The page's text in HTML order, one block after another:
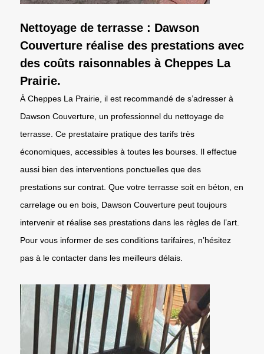
Nettoyage de terrasse : Dawson
Couverture réalise des prestations avec
des coûts raisonnables à Cheppes La
Prairie.
À Cheppes La Prairie, il est recommandé de s’adresser à
Dawson Couverture, un professionnel du nettoyage de
terrasse. Ce prestataire pratique des tarifs très
économiques, accessibles à toutes les bourses. Il effectue
aussi bien des interventions ponctuelles que des
prestations sur contrat. Que votre terrasse soit en béton, en
carrelage ou en bois, Dawson Couverture peut toujours
intervenir et réalise ses prestations dans les règles de l’art.
Pour vous informer de ses conditions tarifaires, n’hésitez
pas à le contacter dans les meilleurs délais.